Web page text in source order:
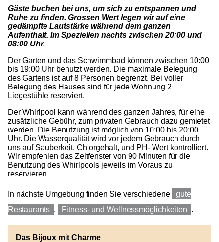
Gäste buchen bei uns, um sich zu entspannen und
Ruhe zu finden. Grossen Wert legen wir auf eine
gedämpfte Lautstärke während dem ganzen
Aufenthalt. Im Speziellen nachts zwischen 20:00 und
08:00 Uhr.
Der Garten und das Schwimmbad können zwischen 10:00
bis 19:00 Uhr benutzt werden. Die maximale Belegung
des Gartens ist auf 8 Personen begrenzt. Bei voller
Belegung des Hauses sind für jede Wohnung 2
Liegestühle reserviert.
Der Whirlpool kann während des ganzen Jahres, für eine
zusätzliche Gebühr, zum privaten Gebrauch dazu gemietet
werden. Die Benutzung ist möglich von 10:00 bis 20:00
Uhr. Die Wasserqualität wird vor jedem Gebrauch durch
uns auf Sauberkeit, Chlorgehalt, und PH- Wert kontrolliert.
Wir empfehlen das Zeitfenster von 90 Minuten für die
Benutzung des Whirlpools jeweils im Voraus zu
reservieren.
In nächste Umgebung finden Sie verschiedene
gute
Restaurants , Fitness- und Wellnessmöglichkeiten .
Das Bijoux mit Charme